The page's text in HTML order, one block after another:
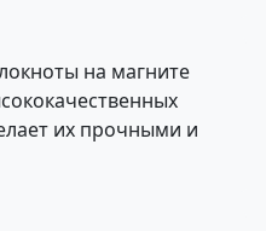
на магните
их прочными и